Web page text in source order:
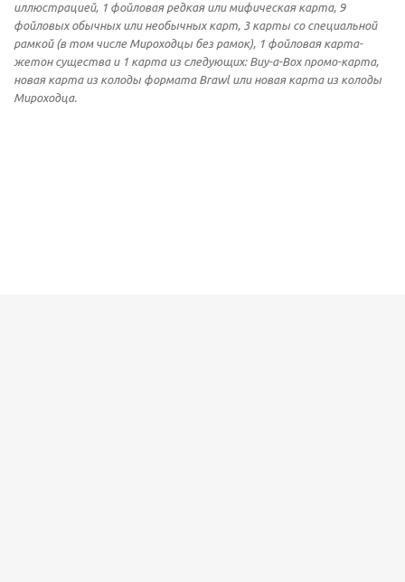
иллюстрацией, 1 фойловая редкая или мифическая карта, 9
фойловых обычных или необычных карт, 3 карты со специальной
рамкой (в том числе Мироходцы без рамок), 1 фойловая карта-
жетон существа и 1 карта из следующих: Buy-a-Box промо-карта,
новая карта из колоды формата Brawl или новая карта из колоды
Мироходца.